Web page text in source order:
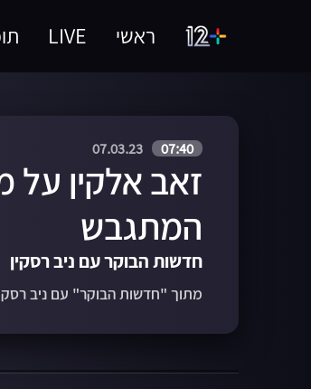
ראשי LIVE
07:40
07.03.23
זאב אלקין על
המתגבש
חדשות הבוקר עם ניב רסקין
מתוך "חדשות הבוקר" עם ניב